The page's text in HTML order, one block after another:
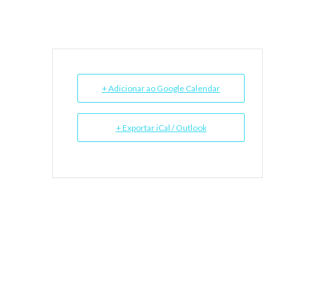
+ Adicionar ao Google Calendar
+ Exportar iCal / Outlook